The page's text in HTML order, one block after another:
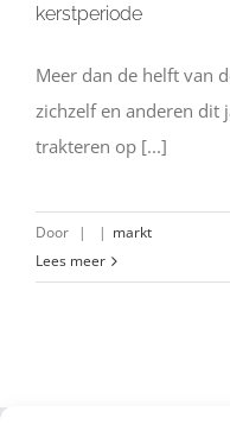
kerstperiode
Meer dan de helft van
zichzelf en anderen dit
trakteren op [...]
Door | | markt
Lees meer